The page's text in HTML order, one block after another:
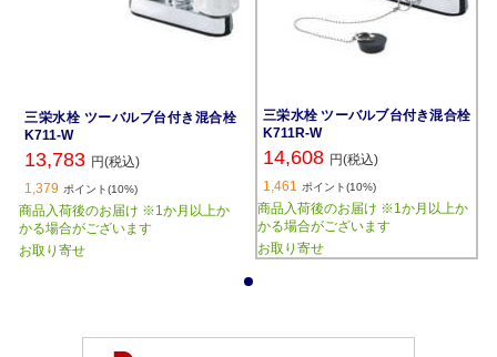
三栄水栓 ツーバルブ台付き混合栓
K711-W
13,783 円(税込)
1,379 ポイント(10%)
商品入荷後のお届け ※1か月以上か
かる場合がございます
お取り寄せ
三栄水栓 ツーバルブ台付き混合栓
K711R-W
14,608 円(税込)
1,461 ポイント(10%)
商品入荷後のお届け ※1か月以上か
かる場合がございます
お取り寄せ